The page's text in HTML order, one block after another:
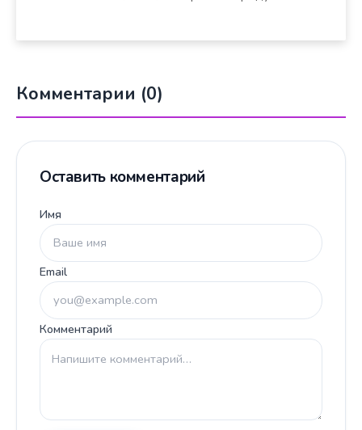
Комментарии (0)
Оставить комментарий
Имя
Email
Комментарий